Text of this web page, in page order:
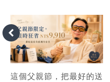
這個父親節，把最好的送